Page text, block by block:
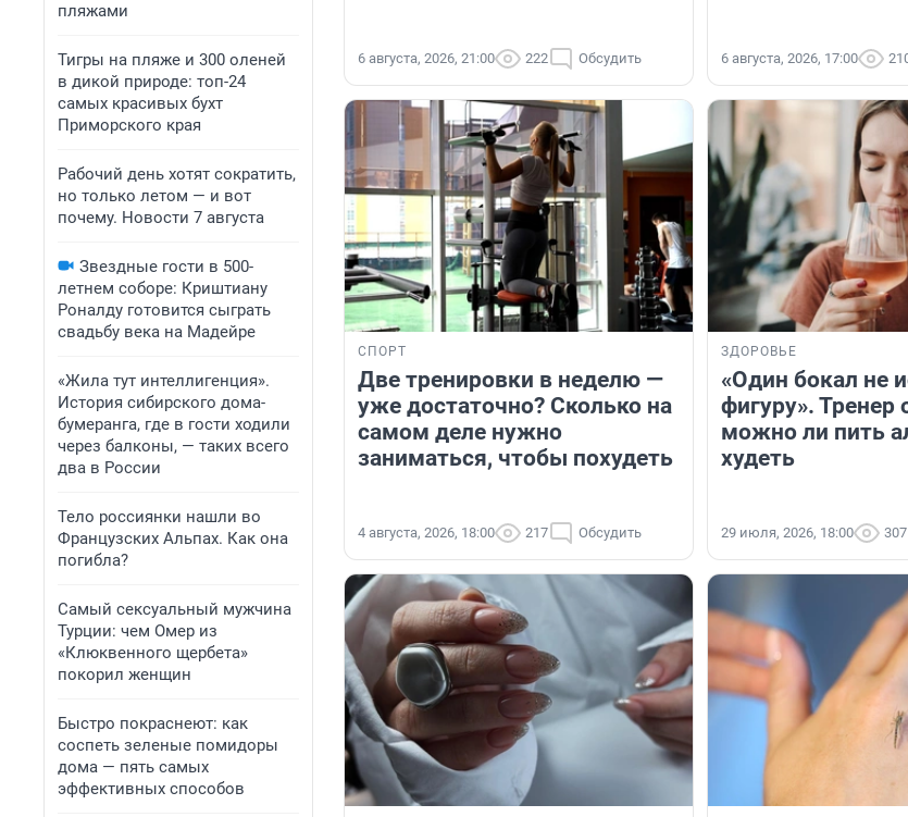
пляжами
Тигры на пляже и 300 оленей
в дикой природе: топ-24
самых красивых бухт
Приморского края
Рабочий день хотят сократить,
но только летом — и вот
почему. Новости 7 августа
Звездные гости в 500-
летнем соборе: Криштиану
Роналду готовится сыграть
свадьбу века на Мадейре
«Жила тут интеллигенция».
История сибирского дома-
бумеранга, где в гости ходили
через балконы, — таких всего
два в России
Тело россиянки нашли во
Французских Альпах. Как она
погибла?
Самый сексуальный мужчина
Турции: чем Омер из
«Клюквенного щербета»
покорил женщин
Быстро покраснеют: как
соспеть зеленые помидоры
дома — пять самых
эффективных способов
6 августа, 2026, 21:00 222 Обсудить 6 августа, 2026, 17:00
СПОРТ
Две тренировки в неделю —
уже достаточно? Сколько на
самом деле нужно
заниматься, чтобы похудеть
4 августа, 2026, 18:00 217 Обсудить
ЗДОРОВЬЕ
«Один бокал не
фигуру». Тренер
можно ли пить
худеть
29 июля, 2026, 18:00 307